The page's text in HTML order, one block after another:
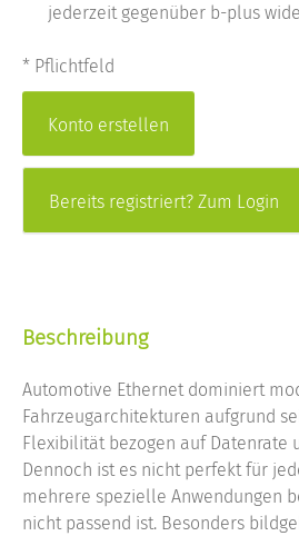
jederzeit gegenüber b-plus
* Pflichtfeld
Bereits registriert? Zum Login
Beschreibung
Automotive Ethernet dominiert
Fahrzeugarchitekturen aufgrund
Flexibilität bezogen auf Datenrate
Dennoch ist es nicht perfekt für
mehrere spezielle Anwendungen
nicht passend ist. Besonders